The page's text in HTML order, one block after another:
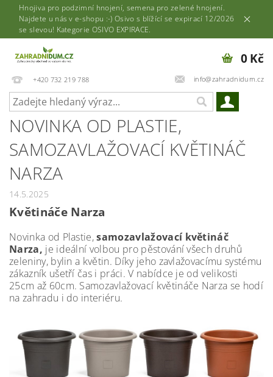
Hnojiva pro podzimní hnojení, semena pro zelené hnojení.
Najdete u nás v e-shopu :-) Osivo s blížící se expirací 12/2026
se slevou! Kategorie OSIVO EXPIRACE.
+420 732 219 788 info@zahradnidum.cz
0 Kč
NOVINKA OD PLASTIE,
SAMOZAVLAŽOVACÍ KVĚTINÁČ
NARZA
14.5.2025
Květináče Narza
Novinka od Plastie,samozavlažovací květináč
Narza, je ideální volbou pro pěstování všech druhů
zeleniny, bylin a květin. Díky jeho zavlažovacímu systému
zákazník ušetří čas i práci. V nabídce je od velikosti
25cm až 60cm. Samozavlažovací květináče Narza se hodí
na zahradu i do interiéru.